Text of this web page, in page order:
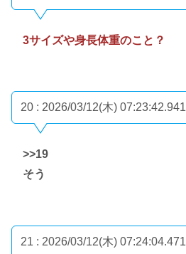
3サイズや身長体重のこと？
20 : 2026/03/12(木) 07:23:42.941
>>19
そう
21 : 2026/03/12(木) 07:24:04.471